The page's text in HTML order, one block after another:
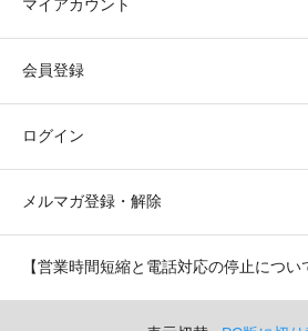
マイアカウント
会員登録
ログイン
メルマガ登録・解除
【営業時間短縮と電話対応の停止につい